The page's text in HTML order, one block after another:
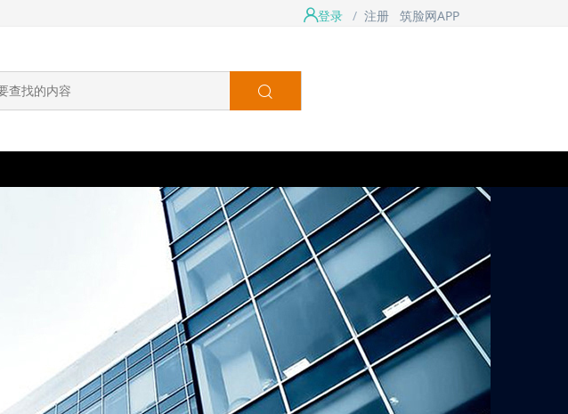
登录 / 注册 筑脸网APP